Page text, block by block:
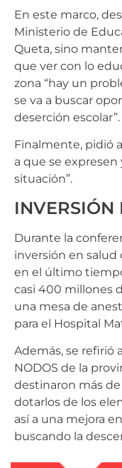
En este marco,
Ministerio de
Queta, sino
que ver con lo
zona “hay un
se va a buscar
deserción escolar”.
Finalmente, pidió
a que se
situación”.
INVERSIÓN
Durante la
inversión en salud
en el último
casi 400 millones
una mesa de
para el Hospital
Además, se refirió
NODOS de la
destinaron más
dotarlos de los
así a una mejora
buscando la